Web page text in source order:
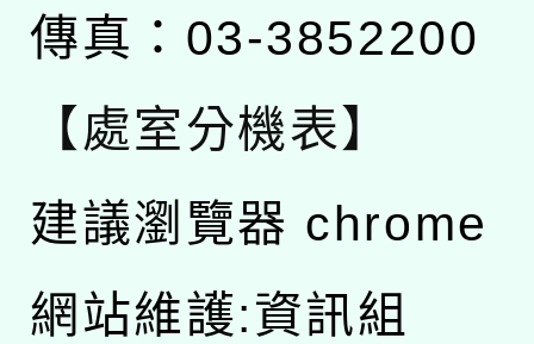
傳真：03-3852200
【處室分機表】
建議瀏覽器 chrome
網站維護:資訊組